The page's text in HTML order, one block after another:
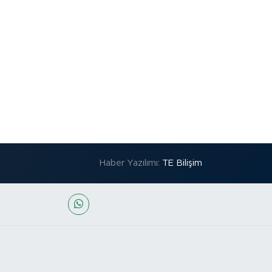
Haber Yazılımı: TE Bilişim